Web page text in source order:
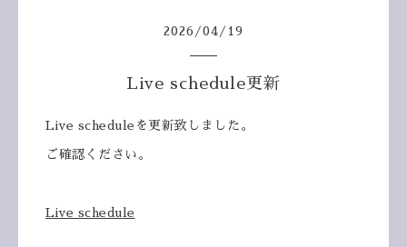
2026 /04 / 19
Live schedule更新
Live scheduleを更新致しました。
ご確認ください。
Live schedule